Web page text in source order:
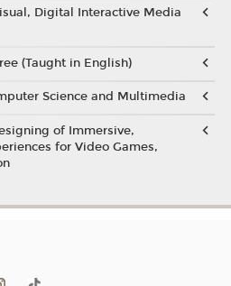
Digital Interactive Media
(Taught in English)
Science and Multimedia
of Immersive,
for Video Games,